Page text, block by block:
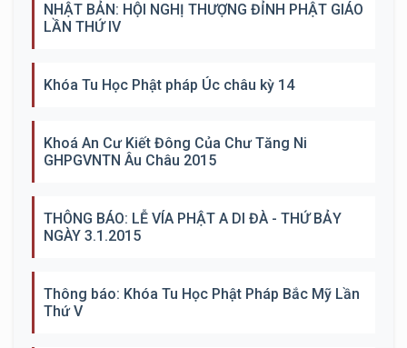
NHẬT BẢN: HỘI NGHỊ THƯỢNG ĐỈNH PHẬT GIÁO
LẦN THỨ IV
Khóa Tu Học Phật pháp Úc châu kỳ 14
Khoá An Cư Kiết Đông Của Chư Tăng Ni
GHPGVNTN Âu Châu 2015
THÔNG BÁO: LỄ VÍA PHẬT A DI ĐÀ - THỨ BẢY
NGÀY 3.1.2015
Thông báo: Khóa Tu Học Phật Pháp Bắc Mỹ Lần
Thứ V